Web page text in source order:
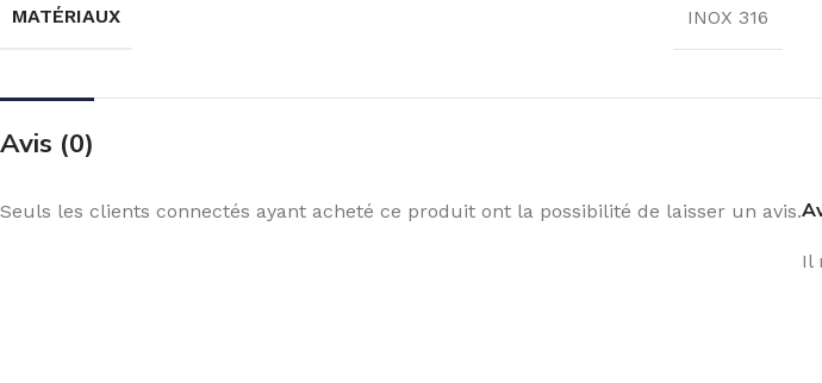
MATÉRIAUX INOX 316
Avis (0)
Il
Seuls les clients connectés ayant acheté ce produit ont la possibilité de laisser un avis.